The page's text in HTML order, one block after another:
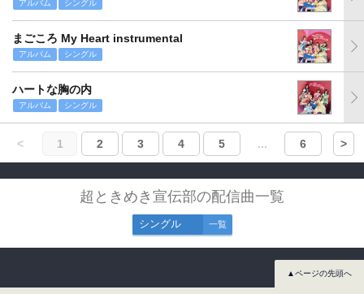
アルバム シングル
まごころ My Heart instrumental
アルバム シングル
ハートな胸の内
アルバム シングル
< 1 2 3 4 5 ... 6 >
超ときめき宣伝部の配信曲一覧
シングル 一覧
▲ページの先頭へ